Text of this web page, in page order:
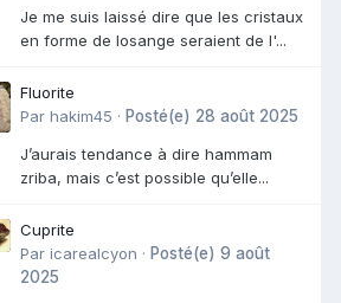
Je me suis laissé dire que les cristaux
en forme de losange seraient de l'...
Fluorite
Par hakim45 · Posté(e) 28 août 2025
J’aurais tendance à dire hammam
zriba, mais c’est possible qu’elle...
Cuprite
Par icarealcyon · Posté(e) 9 août
2025